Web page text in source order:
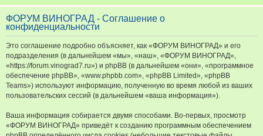
ФОРУМ ВИНОГРАД - Соглашение о
конфиденциальности
Это соглашение подробно объясняет, как «ФОРУМ ВИНОГРАД» и его
подразделения (в дальнейшем «мы», «наш», «ФОРУМ ВИНОГРАД»,
«https://forum.vinograd7.ru») и phpBB (в дальнейшем «они», «программное
обеспечение phpBB», «www.phpbb.com», «phpBB Limited», «phpBB
Teams») используют информацию, полученную во время любой из ваших
пользовательских сессий (в дальнейшем «ваша информация»).
Ваша информация собирается двумя способами. Во-первых, просмотр
«ФОРУМ ВИНОГРАД» приведёт к созданию программным обеспечением